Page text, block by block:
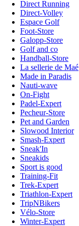
Direct Running
Direct-Volley
Espace Golf
Foot-Store
Galopp-Store
Golf and co
Handball-Store
La sellerie de Maé
Made in Paradis
Nauti-wave
On-Fight
Padel-Expert
Pecheur-Store
Pet and Garden
Slowood Interior
Smash-Expert
Sneak'In
Sneakids
Sport is good
Training-Fit
Trek-Expert
Triathlon-Expert
TripNBikers
Vélo-Store
Winter-Expert